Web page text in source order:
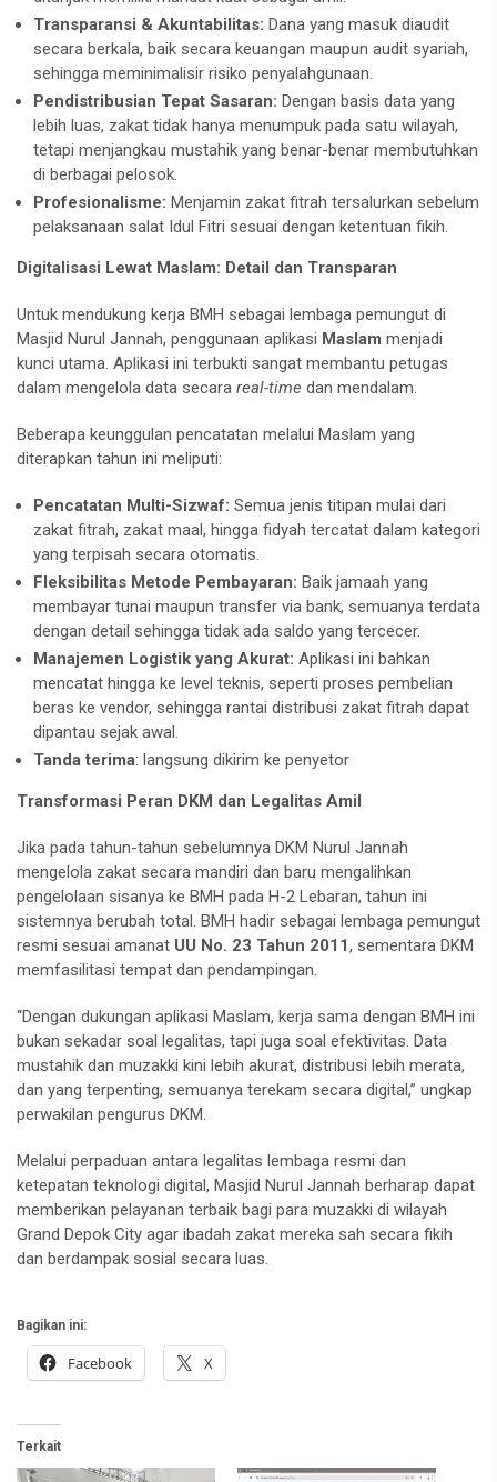
Transparansi & Akuntabilitas: Dana yang masuk diaudit
secara berkala, baik secara keuangan maupun audit syariah,
sehingga meminimalisir risiko penyalahgunaan.
Pendistribusian Tepat Sasaran: Dengan basis data yang
lebih luas, zakat tidak hanya menumpuk pada satu wilayah,
tetapi menjangkau mustahik yang benar-benar membutuhkan
di berbagai pelosok.
Profesionalisme: Menjamin zakat fitrah tersalurkan sebelum
pelaksanaan salat Idul Fitri sesuai dengan ketentuan fikih.
Digitalisasi Lewat Maslam: Detail dan Transparan
Untuk mendukung kerja BMH sebagai lembaga pemungut di
Masjid Nurul Jannah, penggunaan aplikasi Maslam menjadi
kunci utama. Aplikasi ini terbukti sangat membantu petugas
dalam mengelola data secara real-time dan mendalam.
Beberapa keunggulan pencatatan melalui Maslam yang
diterapkan tahun ini meliputi:
Pencatatan Multi-Sizwaf: Semua jenis titipan mulai dari
zakat fitrah, zakat maal, hingga fidyah tercatat dalam kategori
yang terpisah secara otomatis.
Fleksibilitas Metode Pembayaran: Baik jamaah yang
membayar tunai maupun transfer via bank, semuanya terdata
dengan detail sehingga tidak ada saldo yang tercecer.
Manajemen Logistik yang Akurat: Aplikasi ini bahkan
mencatat hingga ke level teknis, seperti proses pembelian
beras ke vendor, sehingga rantai distribusi zakat fitrah dapat
dipantau sejak awal.
Tanda terima: langsung dikirim ke penyetor
Transformasi Peran DKM dan Legalitas Amil
Jika pada tahun-tahun sebelumnya DKM Nurul Jannah
mengelola zakat secara mandiri dan baru mengalihkan
pengelolaan sisanya ke BMH pada H-2 Lebaran, tahun ini
sistemnya berubah total. BMH hadir sebagai lembaga pemungut
resmi sesuai amanat UU No. 23 Tahun 2011, sementara DKM
memfasilitasi tempat dan pendampingan.
“Dengan dukungan aplikasi Maslam, kerja sama dengan BMH ini
bukan sekadar soal legalitas, tapi juga soal efektivitas. Data
mustahik dan muzakki kini lebih akurat, distribusi lebih merata,
dan yang terpenting, semuanya terekam secara digital,” ungkap
perwakilan pengurus DKM.
Melalui perpaduan antara legalitas lembaga resmi dan
ketepatan teknologi digital, Masjid Nurul Jannah berharap dapat
memberikan pelayanan terbaik bagi para muzakki di wilayah
Grand Depok City agar ibadah zakat mereka sah secara fikih
dan berdampak sosial secara luas.
Bagikan ini:
Facebook X
Terkait